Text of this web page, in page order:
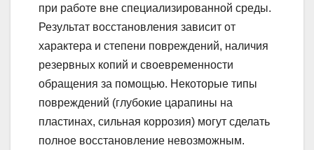
при работе вне специализированной среды.
Результат восстановления зависит от
характера и степени повреждений, наличия
резервных копий и своевременности
обращения за помощью. Некоторые типы
повреждений (глубокие царапины на
пластинах, сильная коррозия) могут сделать
полное восстановление невозможным.